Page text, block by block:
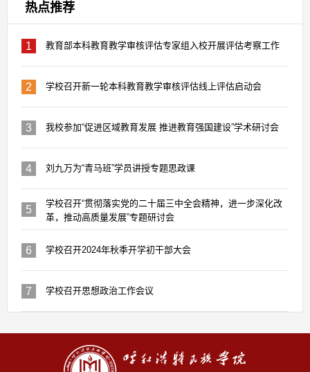
热点推荐
1 教育部本科教育教学审核评估专家组入校开展评估考察工作
2 学校召开新一轮本科教育教学审核评估线上评估启动会
3 我校参加“促进区域教育发展 推进教育强国建设”学术研讨会
4 刘九万为“青马班”学员讲授专题思政课
5
学校召开“贯彻落实党的二十届三中全会精神，进一步深化改
革，推动高质量发展”专题研讨会
6 学校召开2024年秋季开学初干部大会
7 学校召开思想政治工作会议